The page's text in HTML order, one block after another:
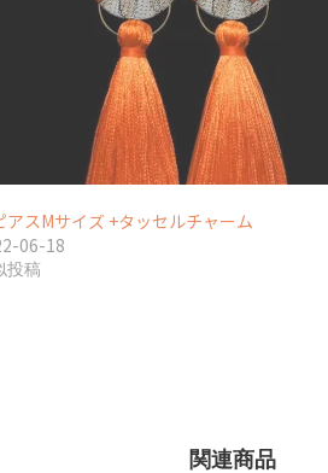
アスMサイズ +タッセルチャーム
06-18
投稿
関連商品